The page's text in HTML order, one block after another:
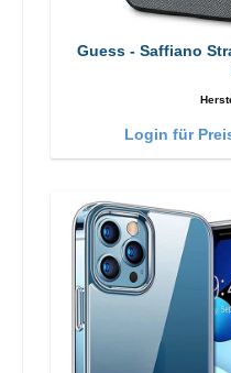
Guess - Saffiano
Login für